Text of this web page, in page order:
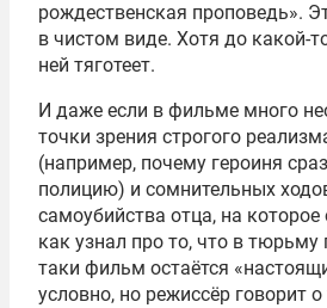
рождественская проповедь».
в чистом виде. Хотя до какой-
ней тяготеет.
И даже если в фильме много
точки зрения строгого
(например, почему героиня
полицию) и сомнительных
самоубийства отца, на которое
как узнал про то, что в тюрьму
таки фильм остаётся
условно, но режиссёр говорит